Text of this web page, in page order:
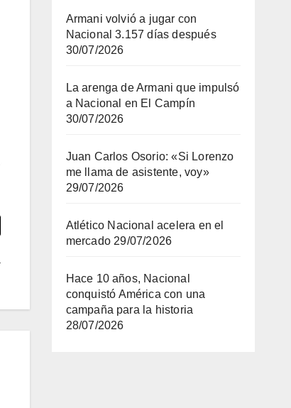
Armani volvió a jugar con
Nacional 3.157 días después
30/07/2026
La arenga de Armani que impulsó
a Nacional en El Campín
30/07/2026
Juan Carlos Osorio: «Si Lorenzo
me llama de asistente, voy»
29/07/2026
Atlético Nacional acelera en el
mercado 29/07/2026
Hace 10 años, Nacional
conquistó América con una
campaña para la historia
28/07/2026